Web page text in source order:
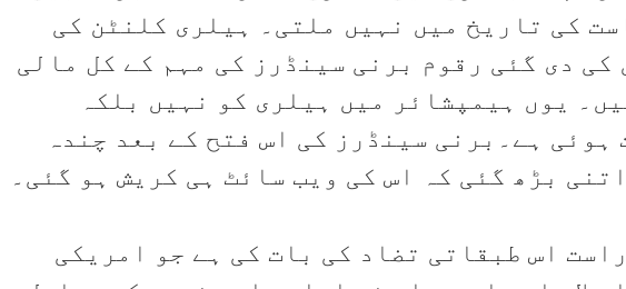
کی تاریخ میں نہیں ملتی۔ ہیلری کلنٹن کی
کی دی گئی رقوم برنی سینڈرز کی مہم کے کل مالی
ہیں۔ یوں ہیمپشائر میں ہیلری کو نہیں بلکہ
ہے۔برنی سینڈرز کی اس فتح کے بعد چندہ
بڑھ گئی کہ اس کی ویب سائٹ ہی کریش ہو گئی۔
اس طبقاتی تضاد کی بات کی ہے جو امریکی